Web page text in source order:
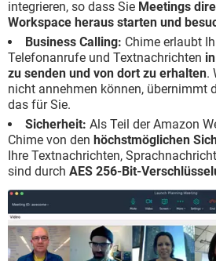
integrieren, so dass Sie Meetings
Workspace heraus starten und
Business Calling: Chime erlaubt
Telefonanrufe und Textnachrichten
zu senden und von dort zu erhalten.
nicht annehmen können, übernimmt
das für Sie.
Sicherheit: Als Teil der Amazon
Chime von den höchstmöglichen
Ihre Textnachrichten,
sind durch AES 256-Bit-